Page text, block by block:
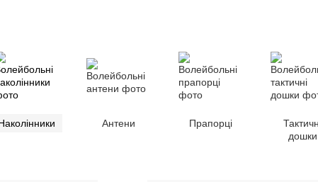
Антени Прапорці
дошки